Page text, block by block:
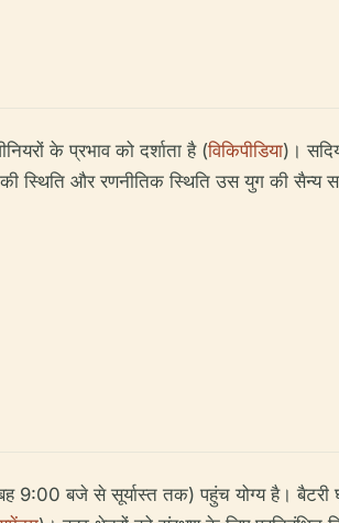
के प्रभाव को दर्शाता है (विकिपीडिया)।
स्थिति और रणनीतिक स्थिति उस युग की सैन्य
9:00 बजे से सूर्यास्त तक) पहुंच योग्य है।